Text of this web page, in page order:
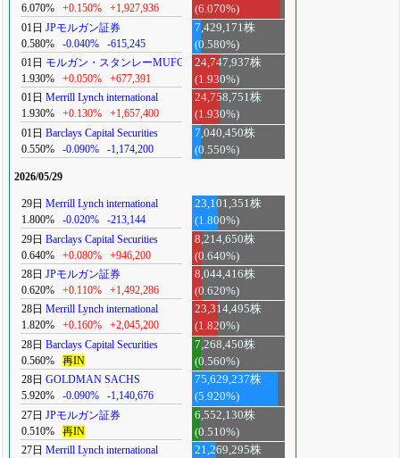
6.070%
+0.150% +1,927,936
(6.070%)
01日 JPモルガン証券
0.580%
-0.040% -615,245
7,429,171株
(0.580%)
01日 モルガン・スタンレーMUFG
1.930%
+0.050% +677,391
24,747,937株
(1.930%)
01日 Merrill Lynch international
1.930%
+0.130% +1,657,400
24,758,751株
(1.930%)
01日 Barclays Capital Securities
0.550%
-0.090% -1,174,200
7,040,450株
(0.550%)
2026/05/29
29日 Merrill Lynch international
1.800%
-0.020% -213,144
23,101,351株
(1.800%)
29日 Barclays Capital Securities
0.640%
+0.080% +946,200
8,214,650株
(0.640%)
28日 JPモルガン証券
0.620%
+0.110% +1,492,286
8,044,416株
(0.620%)
28日 Merrill Lynch international
1.820%
+0.160% +2,045,200
23,314,495株
(1.820%)
28日 Barclays Capital Securities
0.560%
再IN
7,268,450株
(0.560%)
28日 GOLDMAN SACHS
5.920%
-0.090% -1,140,676
75,629,237株
(5.920%)
27日 JPモルガン証券
0.510%
再IN
6,552,130株
(0.510%)
27日 Merrill Lynch international
21,269,295株